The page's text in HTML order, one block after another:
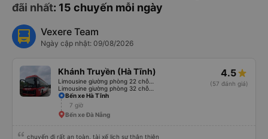
đãi nhất: 15 chuyến mỗi ngày
Vexere Team
Ngày cập nhật: 09/08/2026
Khánh Truyền (Hà Tĩnh) 4.5
(57 đánh giá)
Bến xe Hà Tĩnh
7 giờ
Bến xe Đà Nẵng
chuyến đi rất an toàn, tài xế lịch sự thân thiện